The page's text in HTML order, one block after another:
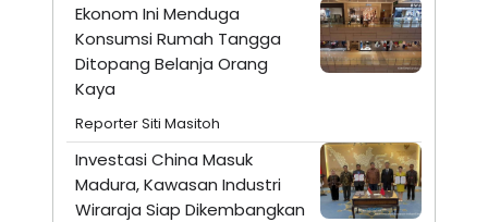
Ekonom Ini Menduga
Konsumsi Rumah Tangga
Ditopang Belanja Orang
Kaya
Reporter Siti Masitoh
Investasi China Masuk
Madura, Kawasan Industri
Wiraraja Siap Dikembangkan